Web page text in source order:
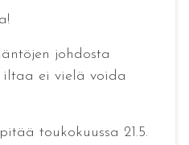
johdosta
ei vielä voida
toukokuussa 21.5.